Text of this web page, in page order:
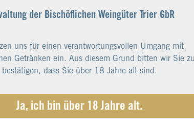
Steillagen
die unsere wertvollen Böden schützen und die
Trauben in perfekter physiologischer Reife zu
Sorgfalt im traditionellen Verfahren der
der Bischöflichen Weingüter Trier GbR
uns für einen verantwortungsvollen Umgang mit
Getränken ein. Aus diesem Grund bitten wir Sie zu
bestätigen, dass Sie über 18 Jahre alt sind.
Ja, ich bin über 18 Jahre alt.